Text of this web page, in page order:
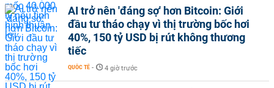
AI trở nên 'đáng sợ' hơn Bitcoin: Giới
đầu tư tháo chạy vì thị trường bốc hơi
40%, 150 tỷ USD bị rút không thương
tiếc
QUỐC TẾ - 4 giờ trước